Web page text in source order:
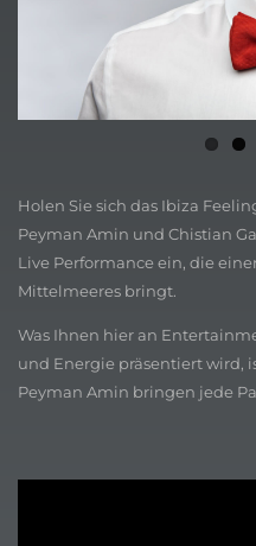
Holen Sie sich das Ibiza
Peyman Amin und Chistian
Live Performance ein, die
Mittelmeeres bringt.
Was Ihnen hier an
und Energie präsentiert wird,
Peyman Amin bringen jede